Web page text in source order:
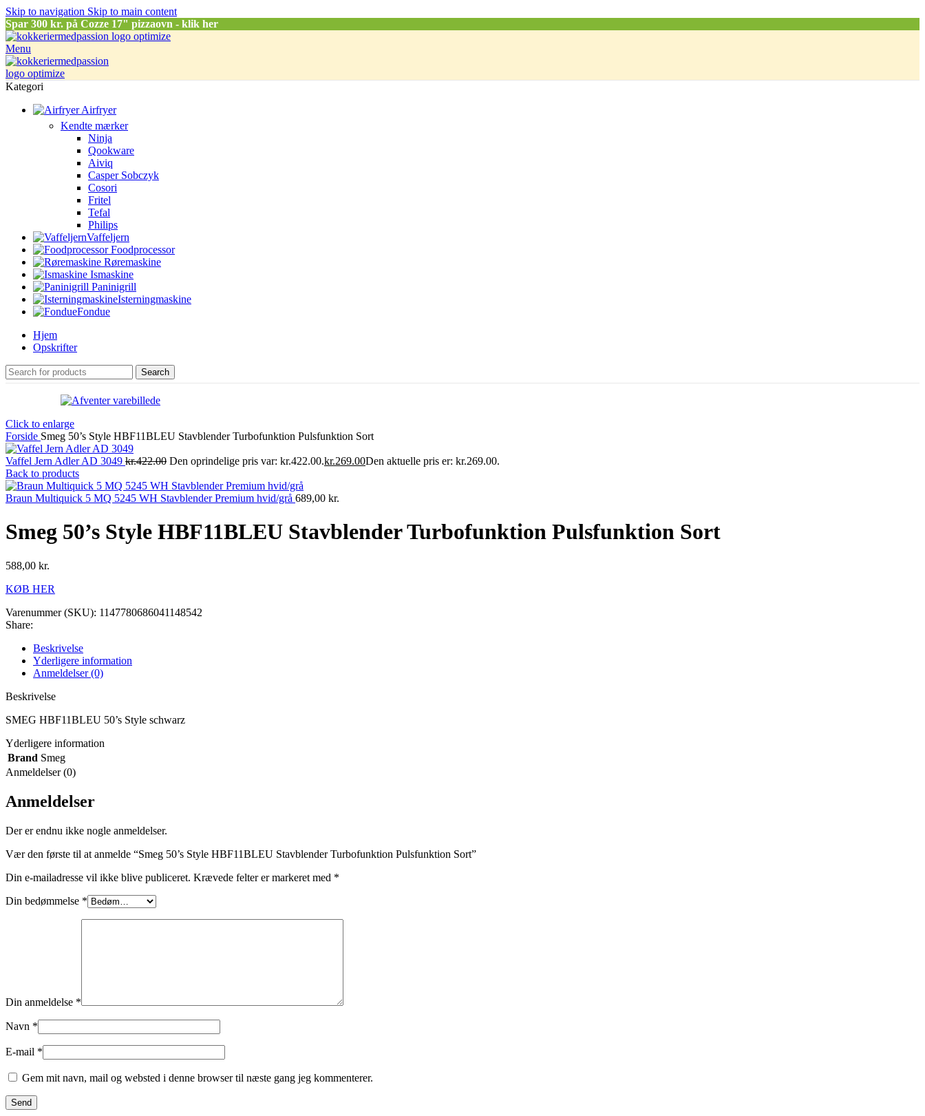
Skip to navigation Skip to main content
Spar 300 kr. på Cozze 17" pizzaovn - klik her
Menu
Kategori
Airfryer
Kendte mærker
Ninja
Qookware
Aiviq
Casper Sobczyk
Cosori
Fritel
Tefal
Philips
Vaffeljern
Foodprocessor
Røremaskine
Ismaskine
Paninigrill
Isterningmaskine
Fondue
Hjem
Opskrifter
Search
Click to enlarge
Forside Smeg 50’s Style HBF11BLEU Stavblender Turbofunktion Pulsfunktion Sort
Vaffel Jern Adler AD 3049 kr.422.00 Den oprindelige pris var: kr.422.00.kr.269.00Den aktuelle pris er: kr.269.00.
Back to products
Braun Multiquick 5 MQ 5245 WH Stavblender Premium hvid/grå 689,00 kr.
Smeg 50’s Style HBF11BLEU Stavblender Turbofunktion Pulsfunktion Sort
588,00 kr.
KØB HER
Varenummer (SKU): 1147780686041148542
Share:
Beskrivelse
Yderligere information
Anmeldelser (0)
Beskrivelse
SMEG HBF11BLEU 50’s Style schwarz
Yderligere information
Brand Smeg
Anmeldelser (0)
Anmeldelser
Der er endnu ikke nogle anmeldelser.
Vær den første til at anmelde “Smeg 50’s Style HBF11BLEU Stavblender Turbofunktion Pulsfunktion Sort”
Din e-mailadresse vil ikke blive publiceret. Krævede felter er markeret med *
Din bedømmelse *
Din anmeldelse *
Navn *
E-mail *
Gem mit navn, mail og websted i denne browser til næste gang jeg kommenterer.